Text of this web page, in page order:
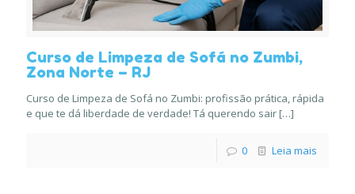
Curso de Limpeza de Sofá no Zumbi,
Zona Norte – RJ
Curso de Limpeza de Sofá no Zumbi: profissão prática, rápida
e que te dá liberdade de verdade! Tá querendo sair […]
0 Leia mais